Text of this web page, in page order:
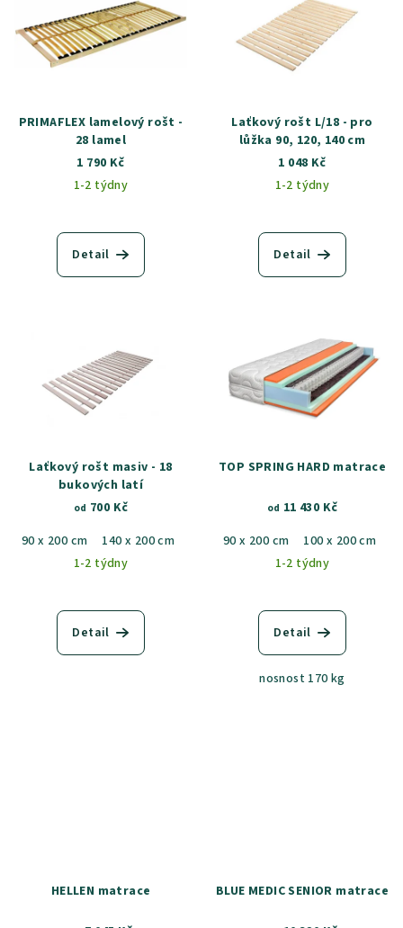
PRIMAFLEX lamelový rošt -
28 lamel
1 790 Kč
1-2 týdny
Detail
Laťkový rošt L/18 - pro
lůžka 90, 120, 140 cm
1 048 Kč
1-2 týdny
Detail
Laťkový rošt masiv - 18
bukových latí
od 700 Kč
90 x 200 cm
140 x 200 cm
1-2 týdny
Detail
TOP SPRING HARD matrace
od 11 430 Kč
90 x 200 cm
100 x 200 cm
1-2 týdny
Detail
nosnost 170 kg
HELLEN matrace BLUE MEDIC SENIOR matrace